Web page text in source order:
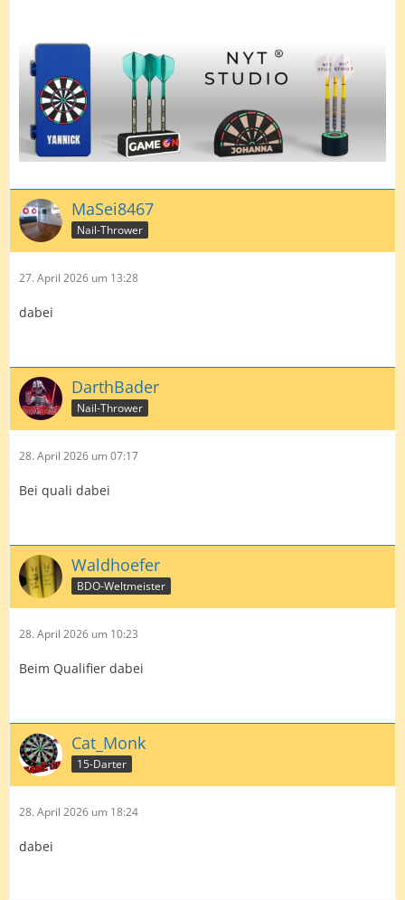
MaSei8467
Nail-Thrower
27. April 2026 um 13:28
dabei
DarthBader
Nail-Thrower
28. April 2026 um 07:17
Bei quali dabei
Waldhoefer
BDO-Weltmeister
28. April 2026 um 10:23
Beim Qualifier dabei
Cat_Monk
15-Darter
28. April 2026 um 18:24
dabei